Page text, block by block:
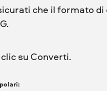
che il formato
su Converti.